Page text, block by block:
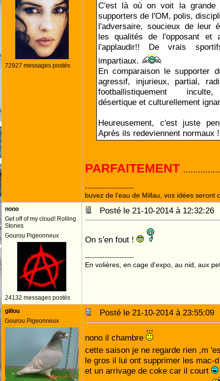
72927 messages postés
C'est là où on voit la grande
supporters de l'OM, polis,
l'adversaire, soucieux de leur
les qualités de l'opposant et
l'applaudir!! De vrais
impartiaux.
En comparaison le supporter
agressif, injurieux, partial,
footballistiquement inculte,
désertique et culturellement
Heureusement, c'est juste
Après ils redeviennent normaux
PARFAITEMENT
--------------------
buvez de l'eau de Millau, vos idées seront
nono
Get off of my cloud! Rolling
Stones
Gourou Pigeonneux
24132 messages postés
Posté le 21-10-2014 à
On s'en fout !
--------------------
En volières, en cage d'expo, au nid, aux
gillou
Gourou Pigeonneux
Posté le 21-10-2014 à
nono il chambre
cette saison je ne regarde rien ,m
le gros il lui ont supprimer les mac-
et un arrivage de coke car il court